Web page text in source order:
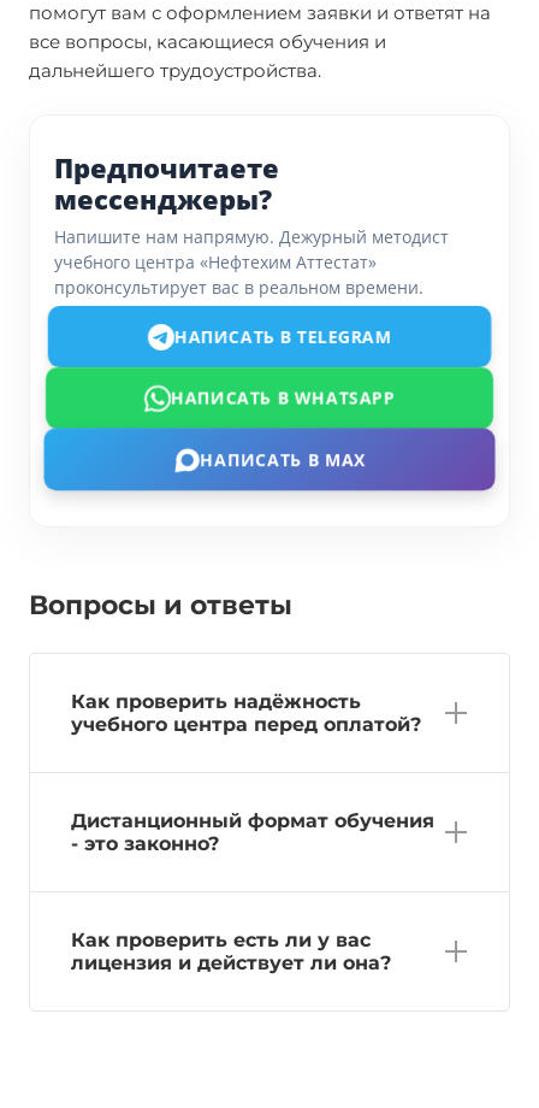
помогут вам с оформлением заявки и ответят на
все вопросы, касающиеся обучения и
дальнейшего трудоустройства.
Предпочитаете
мессенджеры?
Напишите нам напрямую. Дежурный методист
учебного центра «Нефтехим Аттестат»
проконсультирует вас в реальном времени.
НАПИСАТЬ В TELEGRAM
НАПИСАТЬ В WHATSAPP
НАПИСАТЬ В MAX
Вопросы и ответы
Как проверить надёжность
учебного центра перед оплатой?
Дистанционный формат обучения
- это законно?
Как проверить есть ли у вас
лицензия и действует ли она?